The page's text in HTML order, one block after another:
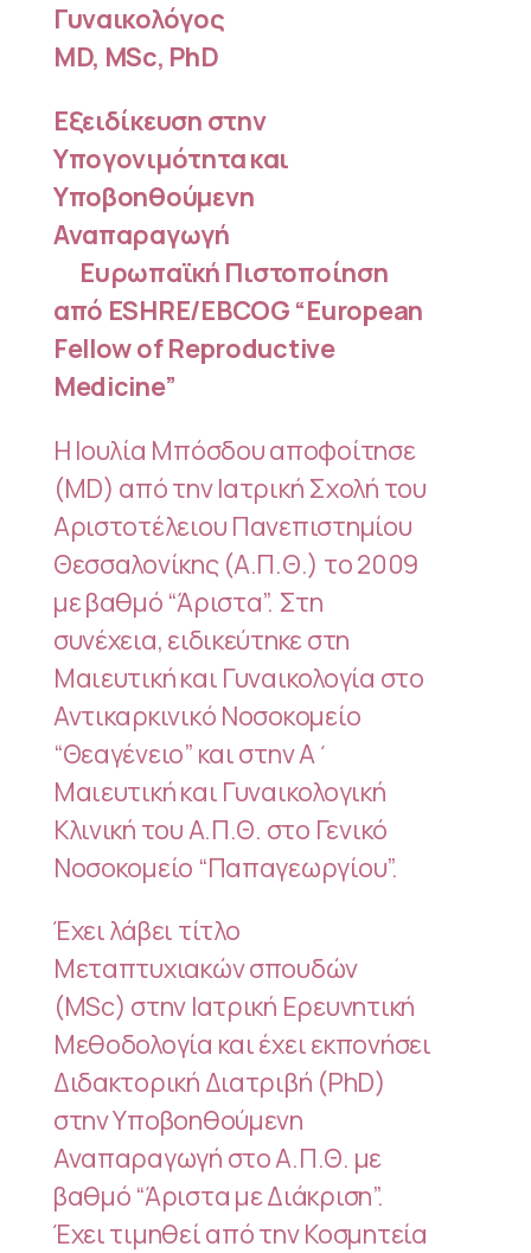
Γυναικολόγος
MD, MSc, PhD
Εξειδίκευση στην
Υπογονιμότητα και
Υποβοηθούμενη
Αναπαραγωγή
Ευρωπαϊκή Πιστοποίηση
από ESHRE/EBCOG “European
Fellow of Reproductive
Medicine”
Η Ιουλία Μπόσδου αποφοίτησε
(MD) από την Ιατρική Σχολή του
Αριστοτέλειου Πανεπιστημίου
Θεσσαλονίκης (Α.Π.Θ.) το 2009
με βαθμό “Άριστα”. Στη
συνέχεια, ειδικεύτηκε στη
Μαιευτική και Γυναικολογία στο
Αντικαρκινικό Νοσοκομείο
“Θεαγένειο” και στην Α΄
Μαιευτική και Γυναικολογική
Κλινική του Α.Π.Θ. στο Γενικό
Νοσοκομείο “Παπαγεωργίου”.
Έχει λάβει τίτλο
Μεταπτυχιακών σπουδών
(ΜSc) στην Ιατρική Ερευνητική
Μεθοδολογία και έχει εκπονήσει
Διδακτορική Διατριβή (PhD)
στην Υποβοηθούμενη
Αναπαραγωγή στο Α.Π.Θ. με
βαθμό “Άριστα με Διάκριση”.
Έχει τιμηθεί από την Κοσμητεία